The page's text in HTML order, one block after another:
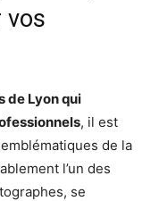
vos
de Lyon qui
, il est
de la
l’un des
se